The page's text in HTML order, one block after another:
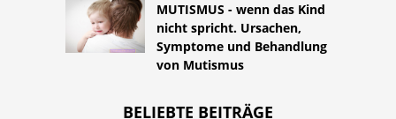
MUTISMUS - wenn das Kind
nicht spricht. Ursachen,
Symptome und Behandlung
von Mutismus
BELIEBTE BEITRÄGE